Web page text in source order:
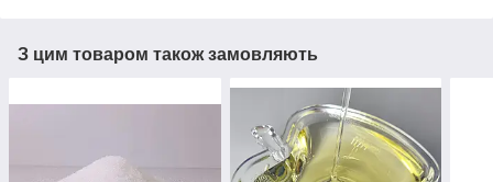
З цим товаром також замовляють